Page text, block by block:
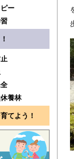
ー
養林
てよう！